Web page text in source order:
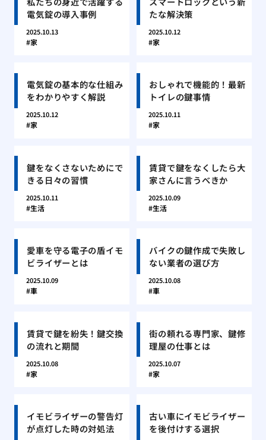
電気錠の導入事例
2025.10.13
家
たな解決策
2025.10.12
家
電気錠の基本的な仕組み
をわかりやすく解説
2025.10.12
家
おしゃれで機能的！最新
トイレの鍵事情
2025.10.11
家
鍵をなくさないためにで
きる日々の習慣
2025.10.11
生活
賃貸で鍵をなくしたら大
家さんに言うべきか
2025.10.09
生活
愛車を守る電子の盾イモ
ビライザーとは
2025.10.09
車
バイクの鍵作成で失敗し
ない業者の選び方
2025.10.08
車
賃貸で鍵を紛失！鍵交換
の流れと期間
2025.10.08
家
街の頼れる専門家、鍵修
理屋の仕事とは
2025.10.07
家
イモビライザーの警告灯
が点灯した時の対処法
古い車にイモビライザー
を後付けする選択